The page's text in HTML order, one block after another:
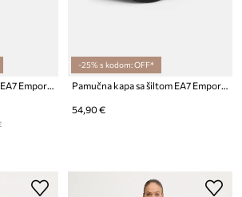
Pamučna kapa sa šiltom EA7 Emporio Armani
-25% s kodom: OFF*
Pamučna kapa sa šiltom EA7 Emporio Armani
54,90 €